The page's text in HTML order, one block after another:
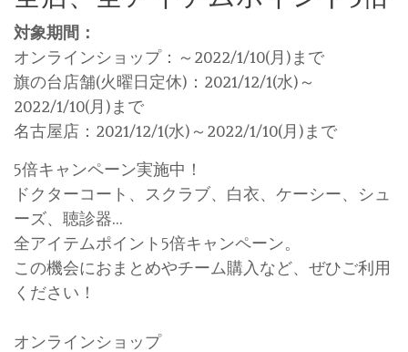
対象期間：
オンラインショップ：～2022/1/10(月)まで
旗の台店舗(火曜日定休)：2021/12/1(水)～
2022/1/10(月)まで
名古屋店：2021/12/1(水)～2022/1/10(月)まで
5倍キャンペーン実施中！
ドクターコート、スクラブ、白衣、ケーシー、シュ
ーズ、聴診器…
全アイテムポイント5倍キャンペーン。
この機会におまとめやチーム購入など、ぜひご利用
ください！
オンラインショップ